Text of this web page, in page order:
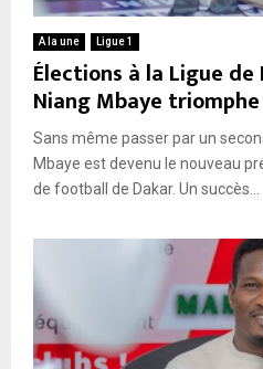
A la une Ligue 1
Élections à la Ligue
Niang Mbaye triomphe
Sans même passer par un
Mbaye est devenu le nouveau
de football de Dakar. Un succès...